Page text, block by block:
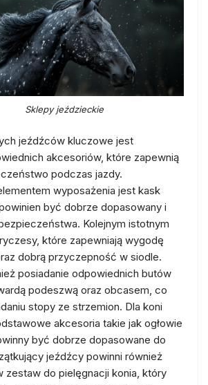
Sklepy jeździeckie
jeźdźców kluczowe jest
akcesoriów, które zapewnią
podczas jazdy.
wyposażenia jest kask
być dobrze dopasowany i
Kolejnym istotnym
które zapewniają wygodę
dobrą przyczepność w siodle.
posiadanie odpowiednich butów
podeszwą oraz obcasem, co
stopy ze strzemion. Dla koni
akcesoria takie jak ogłowie
być dobrze dopasowane do
jeźdźcy powinni również
zestaw do pielęgnacji konia, który